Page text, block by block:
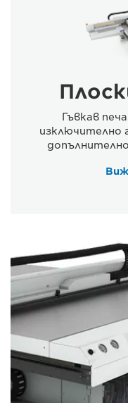
Гъвкав
изключително